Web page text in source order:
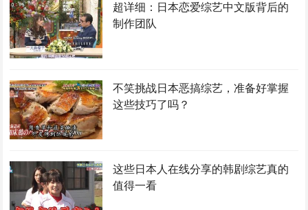
超详细：日本恋爱综艺中文版背后的
制作团队
不笑挑战日本恶搞综艺，准备好掌握
这些技巧了吗？
这些日本人在线分享的韩剧综艺真的
值得一看